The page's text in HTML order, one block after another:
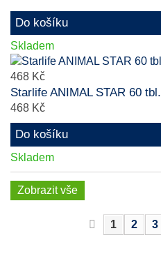
Do košíku
Skladem
468 Kč
Starlife ANIMAL STAR 60 tbl.
468 Kč
Do košíku
Skladem
Zobrazit vše
1 2 3